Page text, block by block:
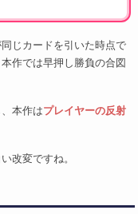
じカードを引いた時点で
作では早押し勝負の合図
本作はプレイヤーの反射
改変ですね。